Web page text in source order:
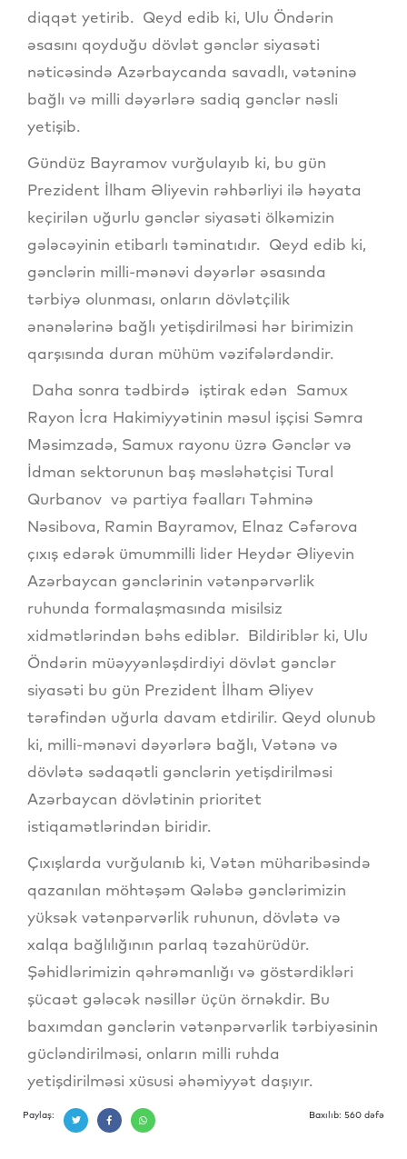
diqqət yetirib. Qeyd edib ki, Ulu Öndərin
əsasını qoyduğu dövlət gənclər siyasəti
nəticəsində Azərbaycanda savadlı, vətəninə
bağlı və milli dəyərlərə sadiq gənclər nəsli
yetişib.
Gündüz Bayramov vurğulayıb ki, bu gün
Prezident İlham Əliyevin rəhbərliyi ilə həyata
keçirilən uğurlu gənclər siyasəti ölkəmizin
gələcəyinin etibarlı təminatıdır. Qeyd edib ki,
gənclərin milli-mənəvi dəyərlər əsasında
tərbiyə olunması, onların dövlətçilik
ənənələrinə bağlı yetişdirilməsi hər birimizin
qarşısında duran mühüm vəzifələrdəndir.
Daha sonra tədbirdə iştirak edən Samux
Rayon İcra Hakimiyyətinin məsul işçisi Səmra
Məsimzadə, Samux rayonu üzrə Gənclər və
İdman sektorunun baş məsləhətçisi Tural
Qurbanov və partiya fəalları Təhminə
Nəsibova, Ramin Bayramov, Elnaz Cəfərova
çıxış edərək ümummilli lider Heydər Əliyevin
Azərbaycan gənclərinin vətənpərvərlik
ruhunda formalaşmasında misilsiz
xidmətlərindən bəhs ediblər. Bildiriblər ki, Ulu
Öndərin müəyyənləşdirdiyi dövlət gənclər
siyasəti bu gün Prezident İlham Əliyev
tərəfindən uğurla davam etdirilir. Qeyd olunub
ki, milli-mənəvi dəyərlərə bağlı, Vətənə və
dövlətə sədaqətli gənclərin yetişdirilməsi
Azərbaycan dövlətinin prioritet
istiqamətlərindən biridir.
Çıxışlarda vurğulanıb ki, Vətən müharibəsində
qazanılan möhtəşəm Qələbə gənclərimizin
yüksək vətənpərvərlik ruhunun, dövlətə və
xalqa bağlılığının parlaq təzahürüdür.
Şəhidlərimizin qəhrəmanlığı və göstərdikləri
şücaət gələcək nəsillər üçün örnəkdir. Bu
baxımdan gənclərin vətənpərvərlik tərbiyəsinin
gücləndirilməsi, onların milli ruhda
yetişdirilməsi xüsusi əhəmiyyət daşıyır.
Paylaş: Baxılıb: 560 dəfə